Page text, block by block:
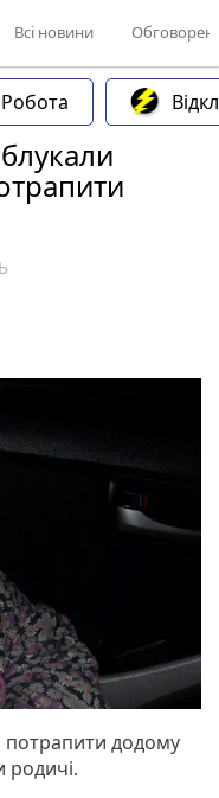
Всі новини
Робота
потрапити додому
родичі.